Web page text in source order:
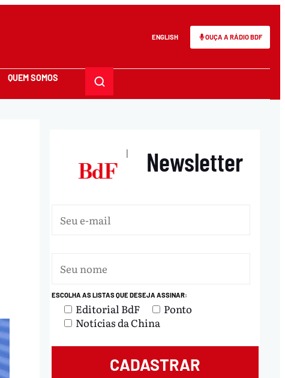
ENGLISH OUÇA A RÁDIO BDF
QUEM SOMOS
| Newsletter
ESCOLHA AS LISTAS QUE DESEJA ASSINAR:
Editorial BdF
Ponto
Notícias da China